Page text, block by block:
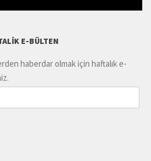
E-BÜLTEN
haberdar olmak için haftalık e-